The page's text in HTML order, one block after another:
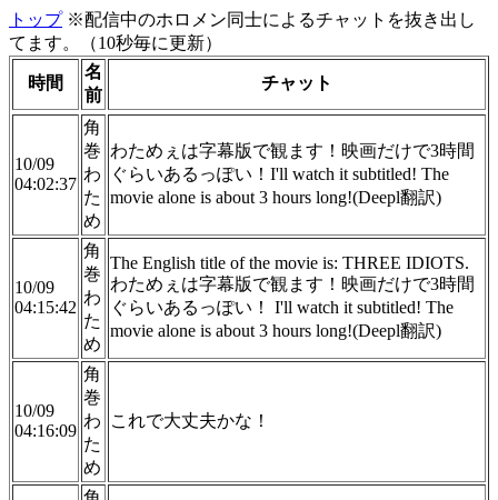
トップ※配信中のホロメン同士によるチャットを抜き出し
てます。（10秒毎に更新）
時間
名
前
チャット
10/09
04:02:37
角
巻
わ
た
め
わためぇは字幕版で観ます！映画だけで3時間
ぐらいあるっぽい！I'll watch it subtitled! The
movie alone is about 3 hours long!(Deepl翻訳)
10/09
04:15:42
角
巻
わ
た
め
The English title of the movie is: THREE IDIOTS.
わためぇは字幕版で観ます！映画だけで3時間
ぐらいあるっぽい！ I'll watch it subtitled! The
movie alone is about 3 hours long!(Deepl翻訳)
10/09
04:16:09
角
巻
わ
た
め
これで大丈夫かな！